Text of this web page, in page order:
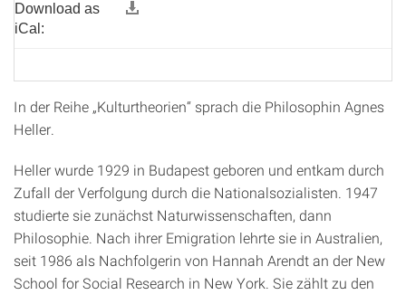
Download as
iCal:
In der Reihe „Kulturtheorien“ sprach die Philosophin Agnes
Heller.
Heller wurde 1929 in Budapest geboren und entkam durch
Zufall der Verfolgung durch die Nationalsozialisten. 1947
studierte sie zunächst Naturwissenschaften, dann
Philosophie. Nach ihrer Emigration lehrte sie in Australien,
seit 1986 als Nachfolgerin von Hannah Arendt an der New
School for Social Research in New York. Sie zählt zu den